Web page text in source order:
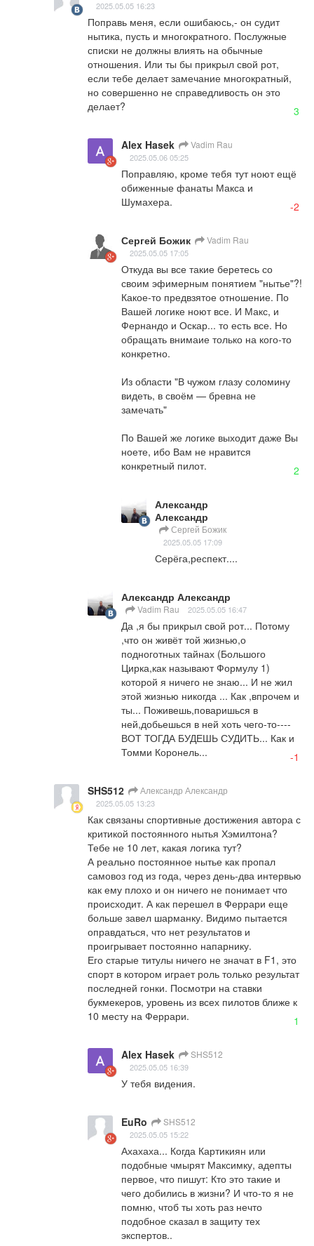
2025.05.05 16:23
Поправь меня, если ошибаюсь,- он судит
нытика, пусть и многократного. Послужные
списки не должны влиять на обычные
отношения. Или ты бы прикрыл свой рот,
если тебе делает замечание многократный,
но совершенно не справедливость он это
делает?
3
Alex Hasek Vadim Rau
2025.05.06 05:25
Поправляю, кроме тебя тут ноют ещё
обиженные фанаты Макса и
Шумахера.
-2
Сергей Божик Vadim Rau
2025.05.05 17:05
Откуда вы все такие беретесь со
своим эфимерным понятием "нытье"?!
Какое-то предвзятое отношение. По
Вашей логике ноют все. И Макс, и
Фернандо и Оскар... то есть все. Но
обращать внимаие только на кого-то
конкретно.
Из области "В чужом глазу соломину
видеть, в своём — бревна не
замечать"
По Вашей же логике выходит даже Вы
ноете, ибо Вам не нравится
конкретный пилот.
2
Александр
Александр
Сергей Божик
2025.05.05 17:09
Серёга,респект....
Александр Александр
Vadim Rau 2025.05.05 16:47
Да ,я бы прикрыл свой рот... Потому
,что он живёт той жизнью,о
подноготных тайнах (Большого
Цирка,как называют Формулу 1)
которой я ничего не знаю... И не жил
этой жизнью никогда ... Как ,впрочем и
ты... Поживешь,поваришься в
ней,добьешься в ней хоть чего-то----
ВОТ ТОГДА БУДЕШЬ СУДИТЬ... Как и
Томми Коронель...
-1
SHS512 Александр Александр
2025.05.05 13:23
Как связаны спортивные достижения автора с
критикой постоянного нытья Хэмилтона?
Тебе не 10 лет, какая логика тут?
А реально постоянное нытье как пропал
самовоз год из года, через день-два интервью
как ему плохо и он ничего не понимает что
происходит. А как перешел в Феррари еще
больше завел шарманку. Видимо пытается
оправдаться, что нет результатов и
проигрывает постоянно напарнику.
Его старые титулы ничего не значат в F1, это
спорт в котором играет роль только результат
последней гонки. Посмотри на ставки
букмекеров, уровень из всех пилотов ближе к
10 месту на Феррари.
1
Alex Hasek SHS512
2025.05.05 16:39
У тебя видения.
EuRo SHS512
2025.05.05 15:22
Ахахаха... Когда Картикиян или
подобные чмырят Максимку, адепты
первое, что пишут: Кто это такие и
чего добились в жизни? И что-то я не
помню, чтоб ты хоть раз нечто
подобное сказал в защиту тех
экспертов..